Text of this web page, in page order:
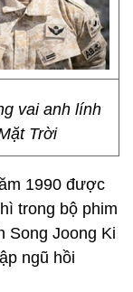
vai anh lính
Trời
1990 được
trong bộ phim
Song Joong Ki
ngũ hồi